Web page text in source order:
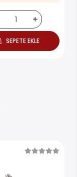
SEPETE EKLE